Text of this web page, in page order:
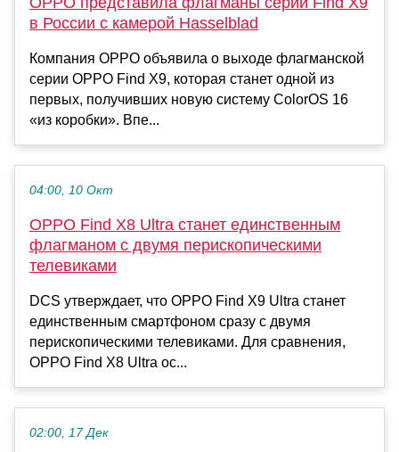
в России с камерой Hasselblad
Компания OPPO объявила о выходе флагманской
серии OPPO Find X9, которая станет одной из
первых, получивших новую систему ColorOS 16
«из коробки». Впе...
04:00, 10 Окт
OPPO Find X8 Ultra станет единственным
флагманом с двумя перископическими
телевиками
DCS утверждает, что OPPO Find X9 Ultra станет
единственным смартфоном сразу с двумя
перископическими телевиками. Для сравнения,
OPPO Find X8 Ultra ос...
02:00, 17 Дек